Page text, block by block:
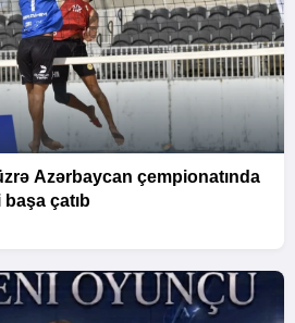
Azərbaycan çempionatında
çatıb